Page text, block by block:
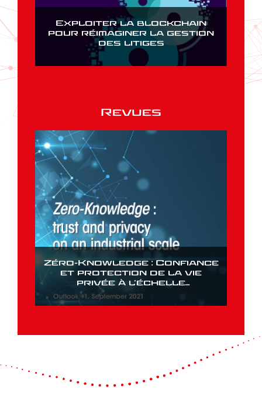
Exploiter la blockchain
pour réimaginer la gestion
des litiges
Revues
Zéro-Knowledge : Confiance
et protection de la vie
privée à l’échelle
industrielle